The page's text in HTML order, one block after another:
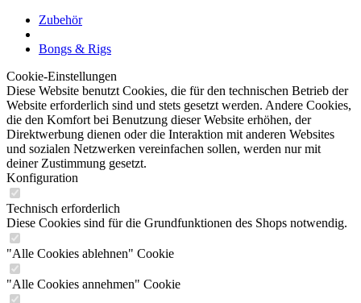
Zubehör
Bongs & Rigs
Cookie-Einstellungen
Diese Website benutzt Cookies, die für den technischen Betrieb der
Website erforderlich sind und stets gesetzt werden. Andere Cookies,
die den Komfort bei Benutzung dieser Website erhöhen, der
Direktwerbung dienen oder die Interaktion mit anderen Websites
und sozialen Netzwerken vereinfachen sollen, werden nur mit
deiner Zustimmung gesetzt.
Konfiguration
Technisch erforderlich
Diese Cookies sind für die Grundfunktionen des Shops notwendig.
"Alle Cookies ablehnen" Cookie
"Alle Cookies annehmen" Cookie